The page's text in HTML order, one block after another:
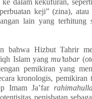
keji” (zina),
lain yang terhitung
bahwa Hizbut Tahrir
Islam yangmu’tabar
pemikiran yang
kronologis, pemikiran
Imam Ja’far
penisbatan